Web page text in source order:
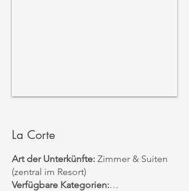
La Corte
Art der Unterkünfte: Zimmer & Suiten
(zentral im Resort)
Verfügbare Kategorien: